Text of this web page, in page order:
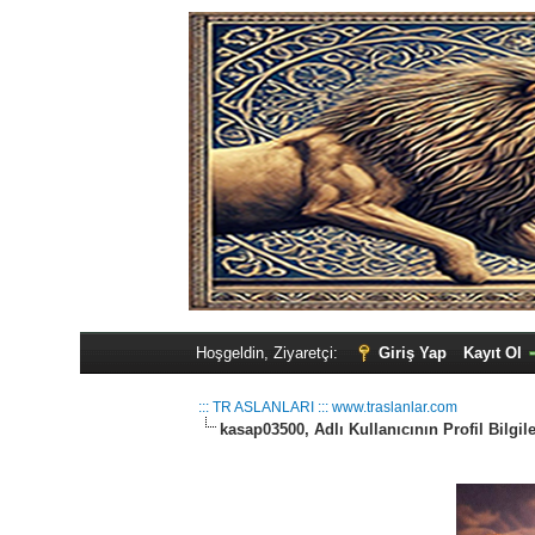
Hoşgeldin, Ziyaretçi: Giriş Yap Kayıt Ol
::: TR ASLANLARI ::: www.traslanlar.com
kasap03500, Adlı Kullanıcının Profil